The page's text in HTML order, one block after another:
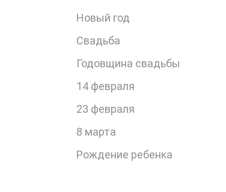
Новый год
Свадьба
Годовщина свадьбы
14 февраля
23 февраля
8 марта
Рождение ребенка